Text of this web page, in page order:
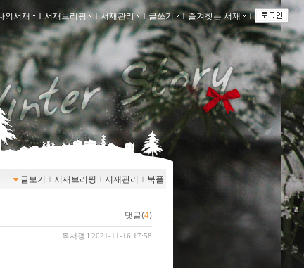
의서재 ｌ 서재브리핑 ｌ 서재관리 ｌ글쓰기 ｌ즐겨찾는 서재 ｌ
글보기 ｌ 서재브리핑 ｌ 서재관리 ｌ 북플
댓글(4)
독서괭 l 2021-11-16 17:58